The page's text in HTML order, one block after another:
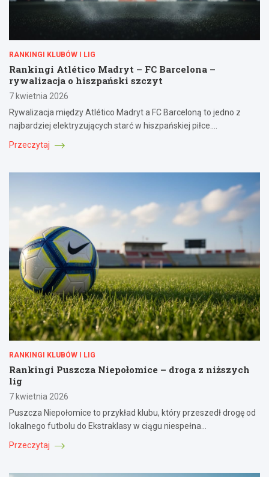
RANKINGI KLUBÓW I LIG
Rankingi Atlético Madryt – FC Barcelona –
rywalizacja o hiszpański szczyt
7 kwietnia 2026
Rywalizacja między Atlético Madryt a FC Barceloną to jedno z
najbardziej elektryzujących starć w hiszpańskiej piłce.…
Przeczytaj
RANKINGI KLUBÓW I LIG
Rankingi Puszcza Niepołomice – droga z niższych
lig
7 kwietnia 2026
Puszcza Niepołomice to przykład klubu, który przeszedł drogę od
lokalnego futbolu do Ekstraklasy w ciągu niespełna…
Przeczytaj